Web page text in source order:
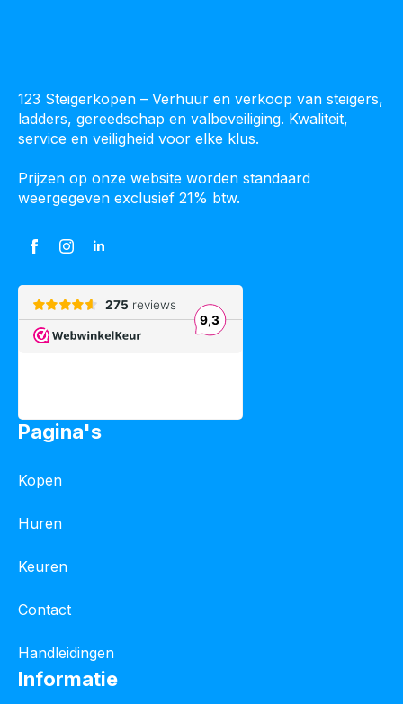
123 Steigerkopen – Verhuur en verkoop van steigers,
ladders, gereedschap en valbeveiliging. Kwaliteit,
service en veiligheid voor elke klus.
Prijzen op onze website worden standaard
weergegeven exclusief 21% btw.
Pagina's
Kopen
Huren
Keuren
Contact
Handleidingen
Informatie